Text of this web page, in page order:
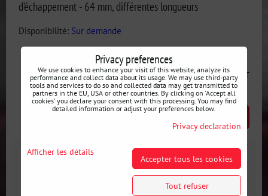
d'échappement - 64 mm, différentes longueurs
Disponibilité: Sur demande
from 26 €incl. VAT
Privacy preferences
We use cookies to enhance your visit of this website, analyze its
performance and collect data about its usage. We may use third-party
tools and services to do so and collected data may get transmitted to
partners in the EU, USA or other countries. By clicking on 'Accept all
cookies' you declare your consent with this processing. You may find
detailed information or adjust your preferences below.
Privacy declaration
Afficher les détails
Accepter tous les cookies
Tout refuser